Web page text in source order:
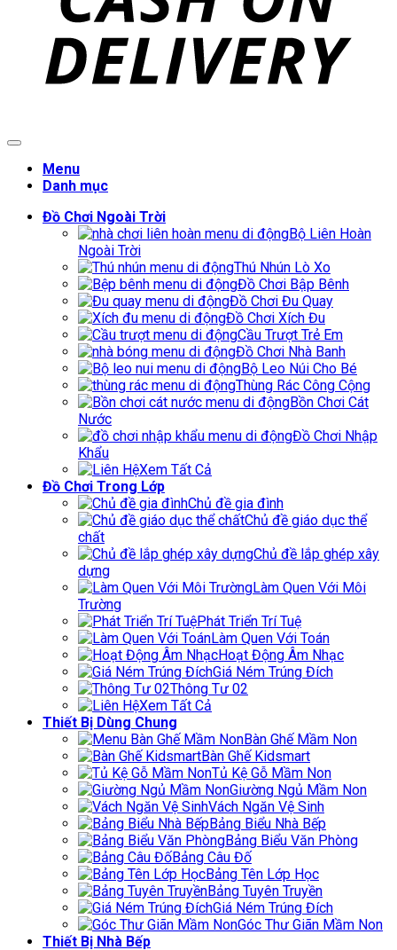
Menu
Danh mục
Đồ Chơi Ngoài Trời
Bộ Liên Hoàn
Ngoài Trời
Thú Nhún Lò Xo
Đồ Chơi Bập Bênh
Đồ Chơi Đu Quay
Đồ Chơi Xích Đu
Cầu Trượt Trẻ Em
Đồ Chơi Nhà Banh
Bộ Leo Núi Cho Bé
Thùng Rác Công Cộng
Bồn Chơi Cát
Nước
Đồ Chơi Nhập
Khẩu
Xem Tất Cả
Đồ Chơi Trong Lớp
Chủ đề gia đình
Chủ đề giáo dục thể
chất
Chủ đề lắp ghép xây
dựng
Làm Quen Với Môi
Trường
Phát Triển Trí Tuệ
Làm Quen Với Toán
Hoạt Động Âm Nhạc
Giá Ném Trúng Đích
Thông Tư 02
Xem Tất Cả
Thiết Bị Dùng Chung
Bàn Ghế Mầm Non
Bàn Ghế Kidsmart
Tủ Kệ Gỗ Mầm Non
Giường Ngủ Mầm Non
Vách Ngăn Vệ Sinh
Bảng Biểu Nhà Bếp
Bảng Biểu Văn Phòng
Bảng Câu Đố
Bảng Tên Lớp Học
Bảng Tuyên Truyền
Giá Ném Trúng Đích
Góc Thư Giãn Mầm Non
Thiết Bị Nhà Bếp